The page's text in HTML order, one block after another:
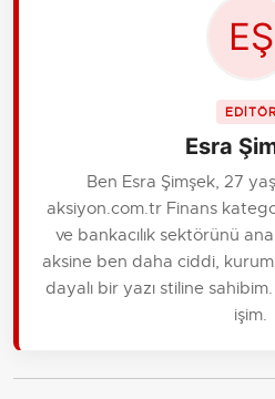
Esra
Ben Esra Şimşek, 27
aksiyon.com.tr Finans
ve bankacılık sektörünü
aksine ben daha ciddi,
dayalı bir yazı stiline
işim.